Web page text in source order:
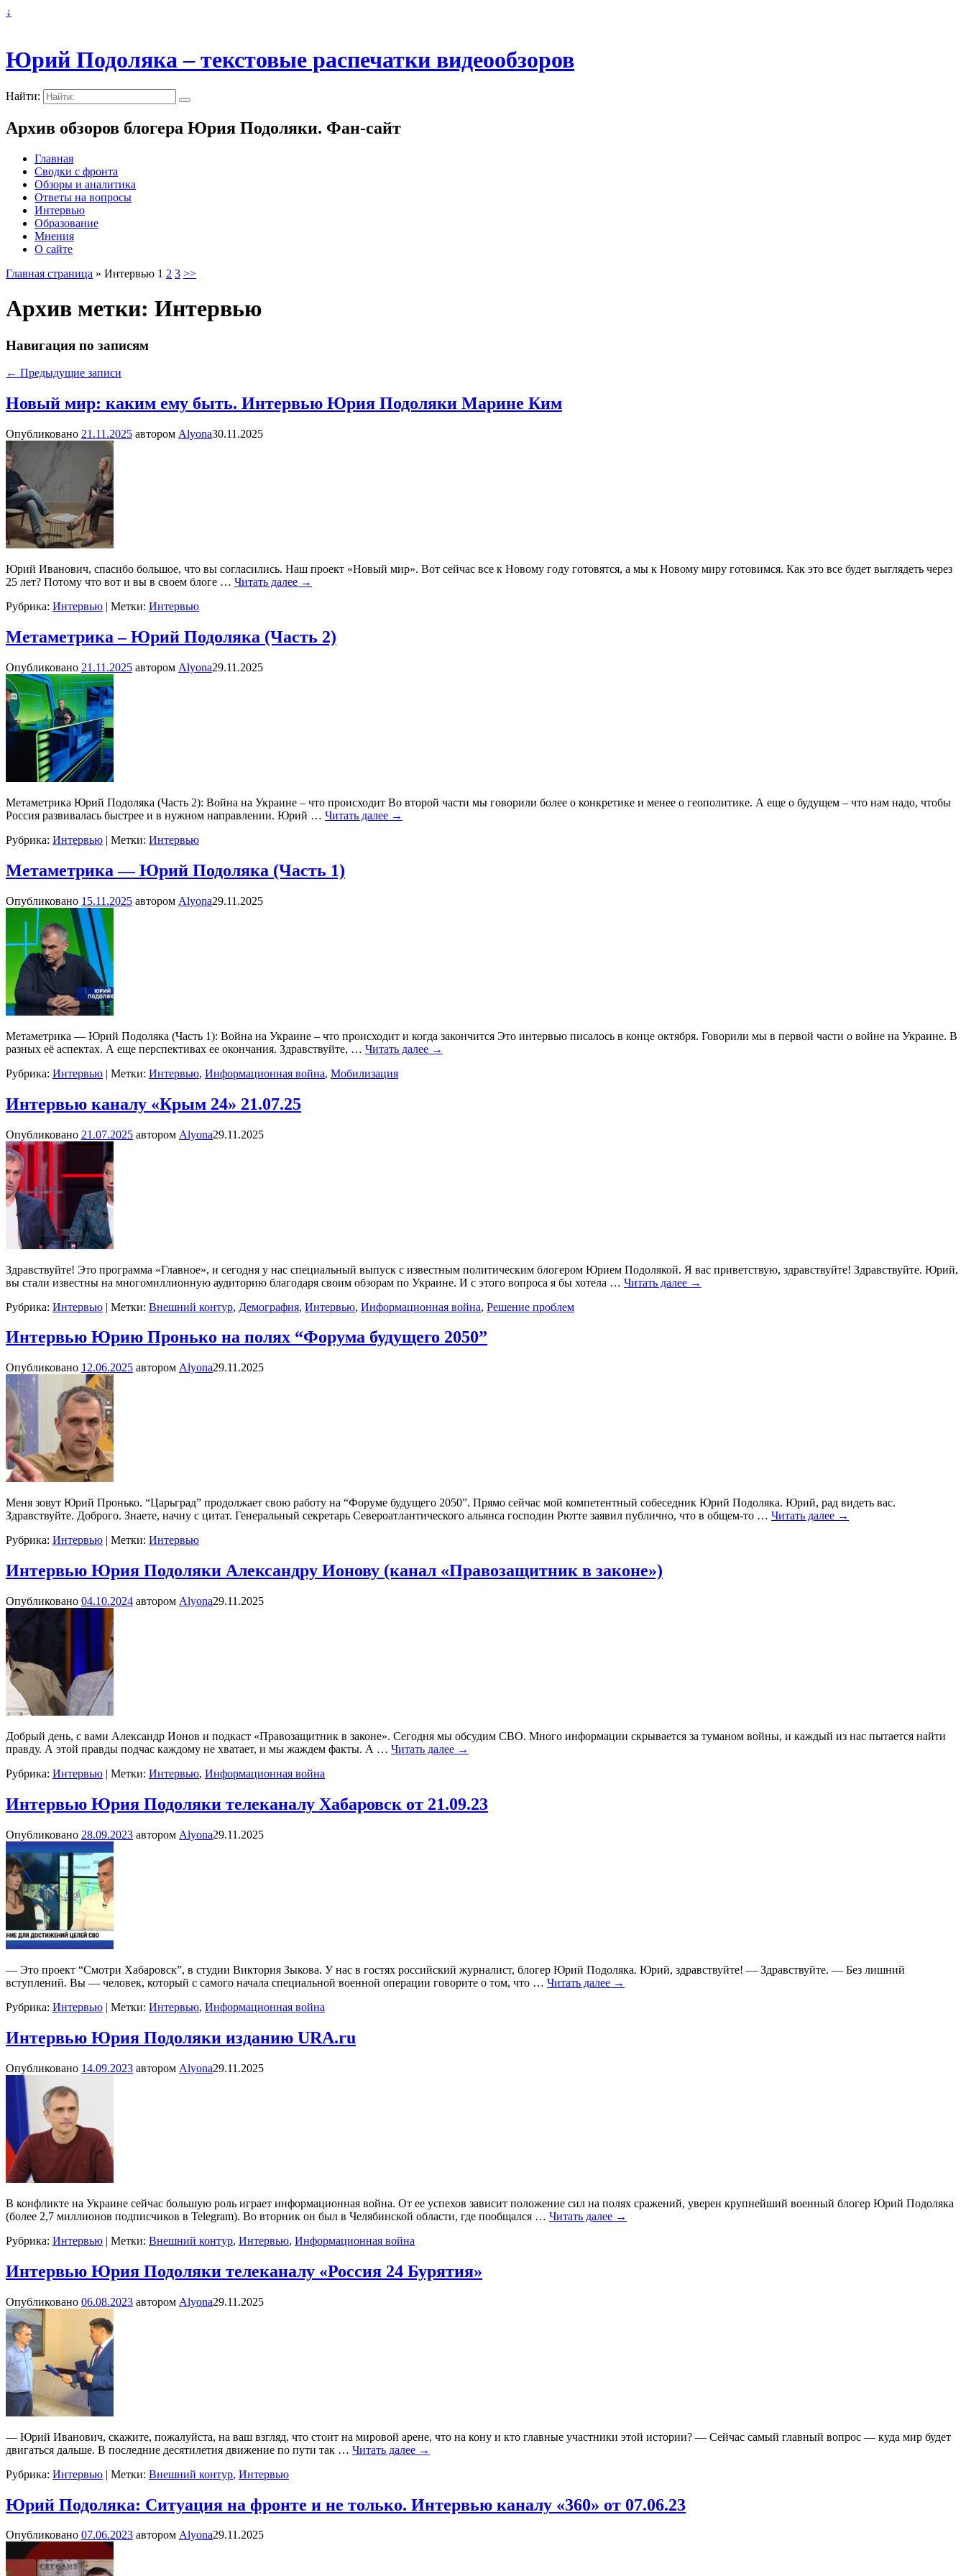
↓
Юрий Подоляка – текстовые распечатки видеообзоров
Найти:
Архив обзоров блогера Юрия Подоляки. Фан-сайт
Главная
Сводки с фронта
Обзоры и аналитика
Ответы на вопросы
Интервью
Образование
Мнения
О сайте
Главная страница » Интервью 1 2 3 >>
Архив метки: Интервью
Навигация по записям
← Предыдущие записи
Новый мир: каким ему быть. Интервью Юрия Подоляки Марине Ким
Опубликовано 21.11.2025 автором Alyona30.11.2025
Юрий Иванович, спасибо большое, что вы согласились. Наш проект «Новый мир». Вот сейчас все к Новому году готовятся, а мы к Новому миру готовимся. Как это все будет выглядеть через
25 лет? Потому что вот и вы в своем блоге … Читать далее →
Рубрика: Интервью | Метки: Интервью
Метаметрика – Юрий Подоляка (Часть 2)
Опубликовано 21.11.2025 автором Alyona29.11.2025
Метаметрика Юрий Подоляка (Часть 2): Война на Украине – что происходит Во второй части мы говорили более о конкретике и менее о геополитике. А еще о будущем – что нам надо, чтобы
Россия развивалась быстрее и в нужном направлении. Юрий … Читать далее →
Рубрика: Интервью | Метки: Интервью
Метаметрика — Юрий Подоляка (Часть 1)
Опубликовано 15.11.2025 автором Alyona29.11.2025
Метаметрика — Юрий Подоляка (Часть 1): Война на Украине – что происходит и когда закончится Это интервью писалось в конце октября. Говорили мы в первой части о войне на Украине. В
разных её аспектах. А еще перспективах ее окончания. Здравствуйте, … Читать далее →
Рубрика: Интервью | Метки: Интервью, Информационная война, Мобилизация
Интервью каналу «Крым 24» 21.07.25
Опубликовано 21.07.2025 автором Alyona29.11.2025
Здравствуйте! Это программа «Главное», и сегодня у нас специальный выпуск с известным политическим блогером Юрием Подолякой. Я вас приветствую, здравствуйте! Здравствуйте. Юрий,
вы стали известны на многомиллионную аудиторию благодаря своим обзорам по Украине. И с этого вопроса я бы хотела … Читать далее →
Рубрика: Интервью | Метки: Внешний контур, Демография, Интервью, Информационная война, Решение проблем
Интервью Юрию Пронько на полях “Форума будущего 2050”
Опубликовано 12.06.2025 автором Alyona29.11.2025
Меня зовут Юрий Пронько. “Царьград” продолжает свою работу на “Форуме будущего 2050”. Прямо сейчас мой компетентный собеседник Юрий Подоляка. Юрий, рад видеть вас.
Здравствуйте. Доброго. Знаете, начну с цитат. Генеральный секретарь Североатлантического альянса господин Рютте заявил публично, что в общем-то … Читать далее →
Рубрика: Интервью | Метки: Интервью
Интервью Юрия Подоляки Александру Ионову (канал «Правозащитник в законе»)
Опубликовано 04.10.2024 автором Alyona29.11.2025
Добрый день, с вами Александр Ионов и подкаст «Правозащитник в законе». Сегодня мы обсудим СВО. Много информации скрывается за туманом войны, и каждый из нас пытается найти
правду. А этой правды подчас каждому не хватает, и мы жаждем факты. А … Читать далее →
Рубрика: Интервью | Метки: Интервью, Информационная война
Интервью Юрия Подоляки телеканалу Хабаровск от 21.09.23
Опубликовано 28.09.2023 автором Alyona29.11.2025
— Это проект “Смотри Хабаровск”, в студии Виктория Зыкова. У нас в гостях российский журналист, блогер Юрий Подоляка. Юрий, здравствуйте! — Здравствуйте. — Без лишний
вступлений. Вы — человек, который с самого начала специальной военной операции говорите о том, что … Читать далее →
Рубрика: Интервью | Метки: Интервью, Информационная война
Интервью Юрия Подоляки изданию URA.ru
Опубликовано 14.09.2023 автором Alyona29.11.2025
В конфликте на Украине сейчас большую роль играет информационная война. От ее успехов зависит положение сил на полях сражений, уверен крупнейший военный блогер Юрий Подоляка
(более 2,7 миллионов подписчиков в Telegram). Во вторник он был в Челябинской области, где пообщался … Читать далее →
Рубрика: Интервью | Метки: Внешний контур, Интервью, Информационная война
Интервью Юрия Подоляки телеканалу «Россия 24 Бурятия»
Опубликовано 06.08.2023 автором Alyona29.11.2025
— Юрий Иванович, скажите, пожалуйста, на ваш взгляд, что стоит на мировой арене, что на кону и кто главные участники этой истории? — Сейчас самый главный вопрос — куда мир будет
двигаться дальше. В последние десятилетия движение по пути так … Читать далее →
Рубрика: Интервью | Метки: Внешний контур, Интервью
Юрий Подоляка: Ситуация на фронте и не только. Интервью каналу «360» от 07.06.23
Опубликовано 07.06.2023 автором Alyona29.11.2025